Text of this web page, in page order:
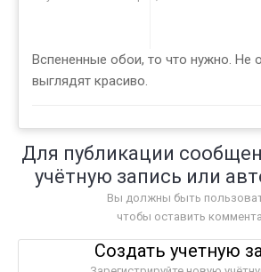
Вспененные обои, то что нужно. Не
выглядят красиво.
Для публикации
учётную запись или
Вы должны быть
чтобы оставить
Создать учетную